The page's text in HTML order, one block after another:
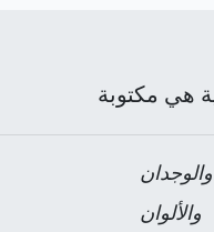
هي مكتوبة